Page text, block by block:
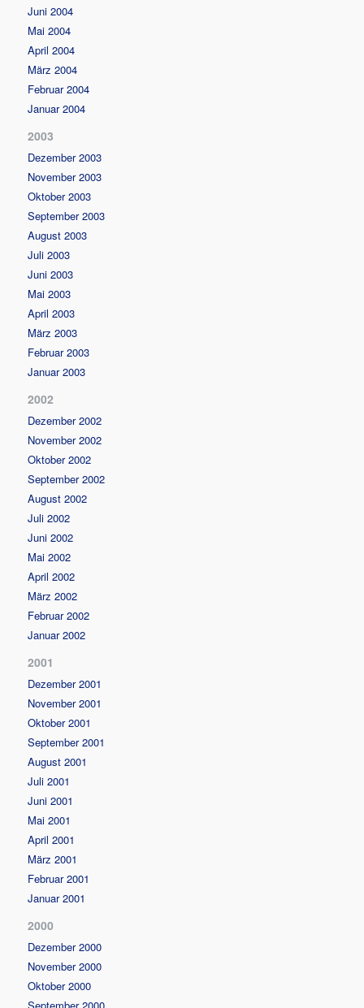
Juni 2004
Mai 2004
April 2004
März 2004
Februar 2004
Januar 2004
2003
Dezember 2003
November 2003
Oktober 2003
September 2003
August 2003
Juli 2003
Juni 2003
Mai 2003
April 2003
März 2003
Februar 2003
Januar 2003
2002
Dezember 2002
November 2002
Oktober 2002
September 2002
August 2002
Juli 2002
Juni 2002
Mai 2002
April 2002
März 2002
Februar 2002
Januar 2002
2001
Dezember 2001
November 2001
Oktober 2001
September 2001
August 2001
Juli 2001
Juni 2001
Mai 2001
April 2001
März 2001
Februar 2001
Januar 2001
2000
Dezember 2000
November 2000
Oktober 2000
September 2000